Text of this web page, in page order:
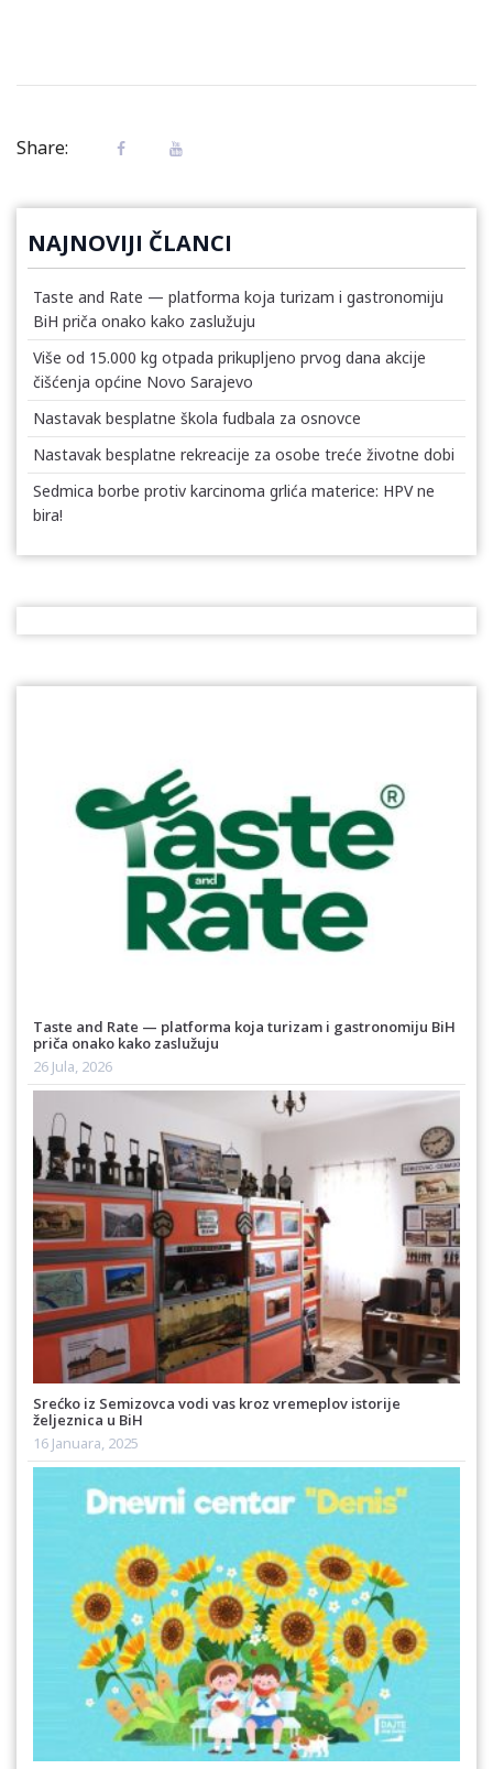
Share:
NAJNOVIJI ČLANCI
Taste and Rate — platforma koja turizam i gastronomiju
BiH priča onako kako zaslužuju
Više od 15.000 kg otpada prikupljeno prvog dana akcije
čišćenja općine Novo Sarajevo
Nastavak besplatne škola fudbala za osnovce
Nastavak besplatne rekreacije za osobe treće životne dobi
Sedmica borbe protiv karcinoma grlića materice: HPV ne
bira!
Taste and Rate — platforma koja turizam i gastronomiju BiH
priča onako kako zaslužuju
26 Jula, 2026
Srećko iz Semizovca vodi vas kroz vremeplov istorije
željeznica u BiH
16 Januara, 2025